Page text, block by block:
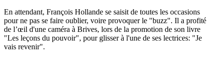
En attendant, François Hollande se saisit de toutes les occasions
pour ne pas se faire oublier, voire provoquer le "buzz". Il a profité
de l’œil d'une caméra à Brives, lors de la promotion de son livre
"Les leçons du pouvoir", pour glisser à l'une de ses lectrices: "Je
vais revenir".